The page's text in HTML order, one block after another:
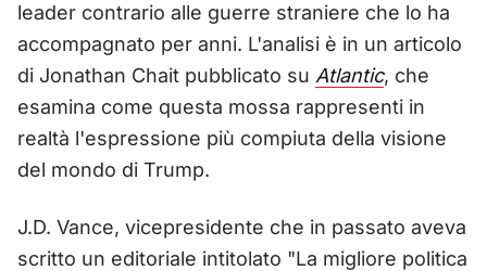
leader contrario alle guerre straniere che lo ha
accompagnato per anni. L'analisi è in un articolo
di Jonathan Chait pubblicato su Atlantic, che
esamina come questa mossa rappresenti in
realtà l'espressione più compiuta della visione
del mondo di Trump.
J.D. Vance, vicepresidente che in passato aveva
scritto un editoriale intitolato "La migliore politica